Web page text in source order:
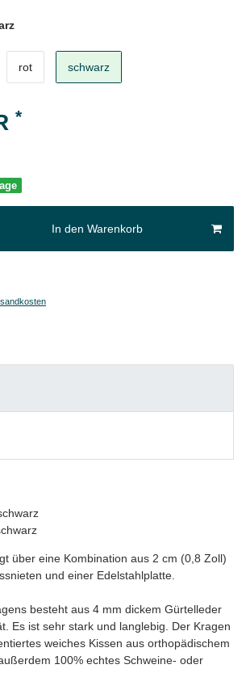
rot schwarz
*
In den Warenkorb
über eine Kombination aus 2 cm (0,8 Zoll)
und einer Edelstahlplatte.
besteht aus 4 mm dickem Gürtelleder
Es ist sehr stark und langlebig. Der Kragen
weiches Kissen aus orthopädischem
100% echtes Schweine- oder